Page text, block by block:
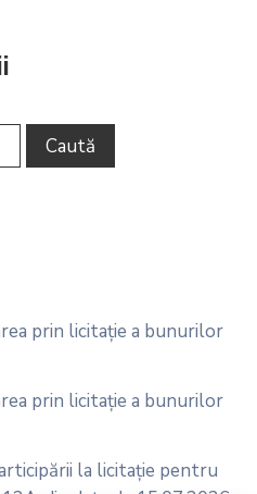
prin licitație a bunurilor
prin licitație a bunurilor
la licitație pentru